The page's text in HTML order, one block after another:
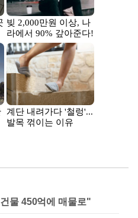
물 450억에 매물로"